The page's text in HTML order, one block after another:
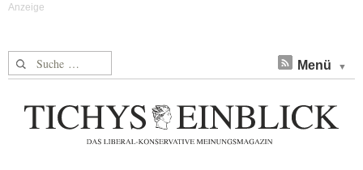
Suche nach: Menü